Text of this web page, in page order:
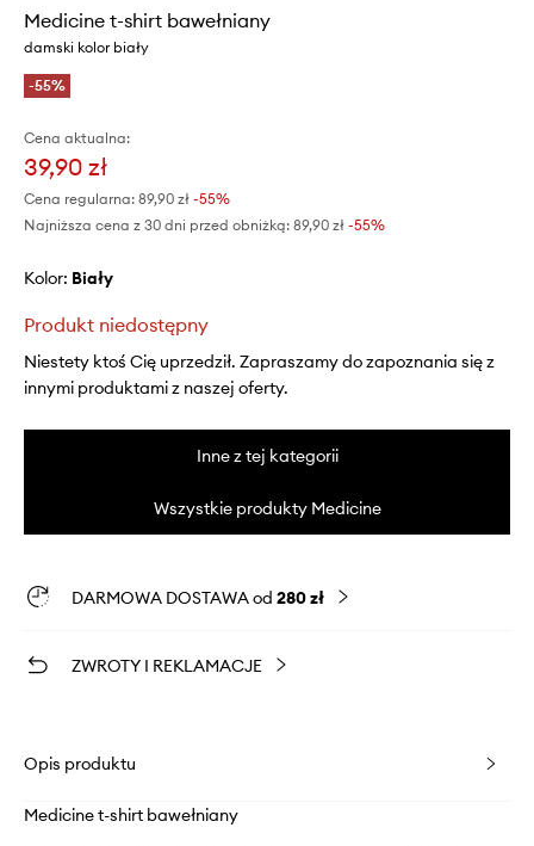
Medicine t-shirt bawełniany
damski kolor biały
-55%
Cena aktualna:
39,90 zł
Cena regularna: 89,90 zł -55%
Najniższa cena z 30 dni przed obniżką: 89,90 zł -55%
Kolor: biały
Produkt niedostępny
Niestety ktoś Cię uprzedził. Zapraszamy do zapoznania się z
innymi produktami z naszej oferty.
Inne z tej kategorii
Wszystkie produkty Medicine
DARMOWA DOSTAWA od 280 zł
ZWROTY I REKLAMACJE
Opis produktu
Medicine t-shirt bawełniany